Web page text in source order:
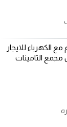
مع الكهرباء للايجار
مجمع التامينات